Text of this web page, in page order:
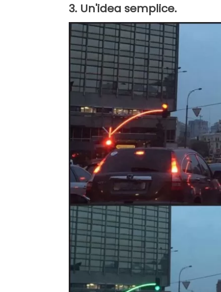
3. Un'idea semplice.